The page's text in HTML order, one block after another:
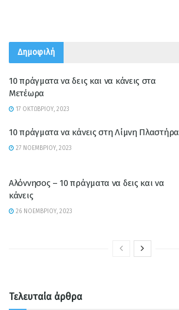
Δημοφιλή
10 πράγματα να δεις και να κάνεις στα
Μετέωρα
17 ΟΚΤΩΒΡΊΟΥ, 2023
10 πράγματα να κάνεις στη Λίμνη Πλαστήρα
27 ΝΟΕΜΒΡΊΟΥ, 2023
Αλόννησος – 10 πράγματα να δεις και να
κάνεις
26 ΝΟΕΜΒΡΊΟΥ, 2023
Τελευταία άρθρα